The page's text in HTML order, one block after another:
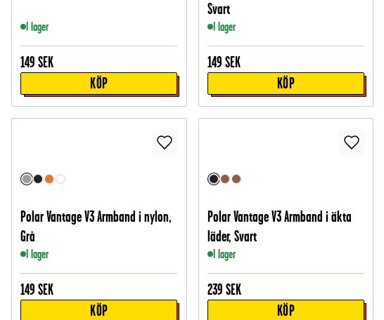
I lager
149 SEK
KÖP
Svart
I lager
149 SEK
KÖP
Polar Vantage V3 Armband i nylon,
Grå
I lager
149 SEK
KÖP
Polar Vantage V3 Armband i äkta
läder, Svart
I lager
239 SEK
KÖP